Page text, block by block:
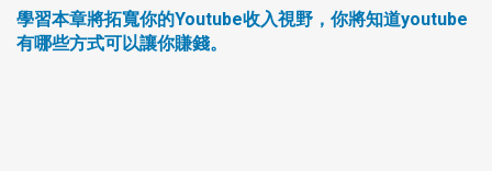
學習本章將拓寬你的Youtube收入視野，你將知道youtube
有哪些方式可以讓你賺錢。